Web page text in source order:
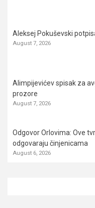
Aleksej Pokuševski
August 7, 2026
Alimpijevićev spisak za
prozore
August 7, 2026
Odgovor Orlovima: ​Ove
odgovaraju činjenicama
August 6, 2026